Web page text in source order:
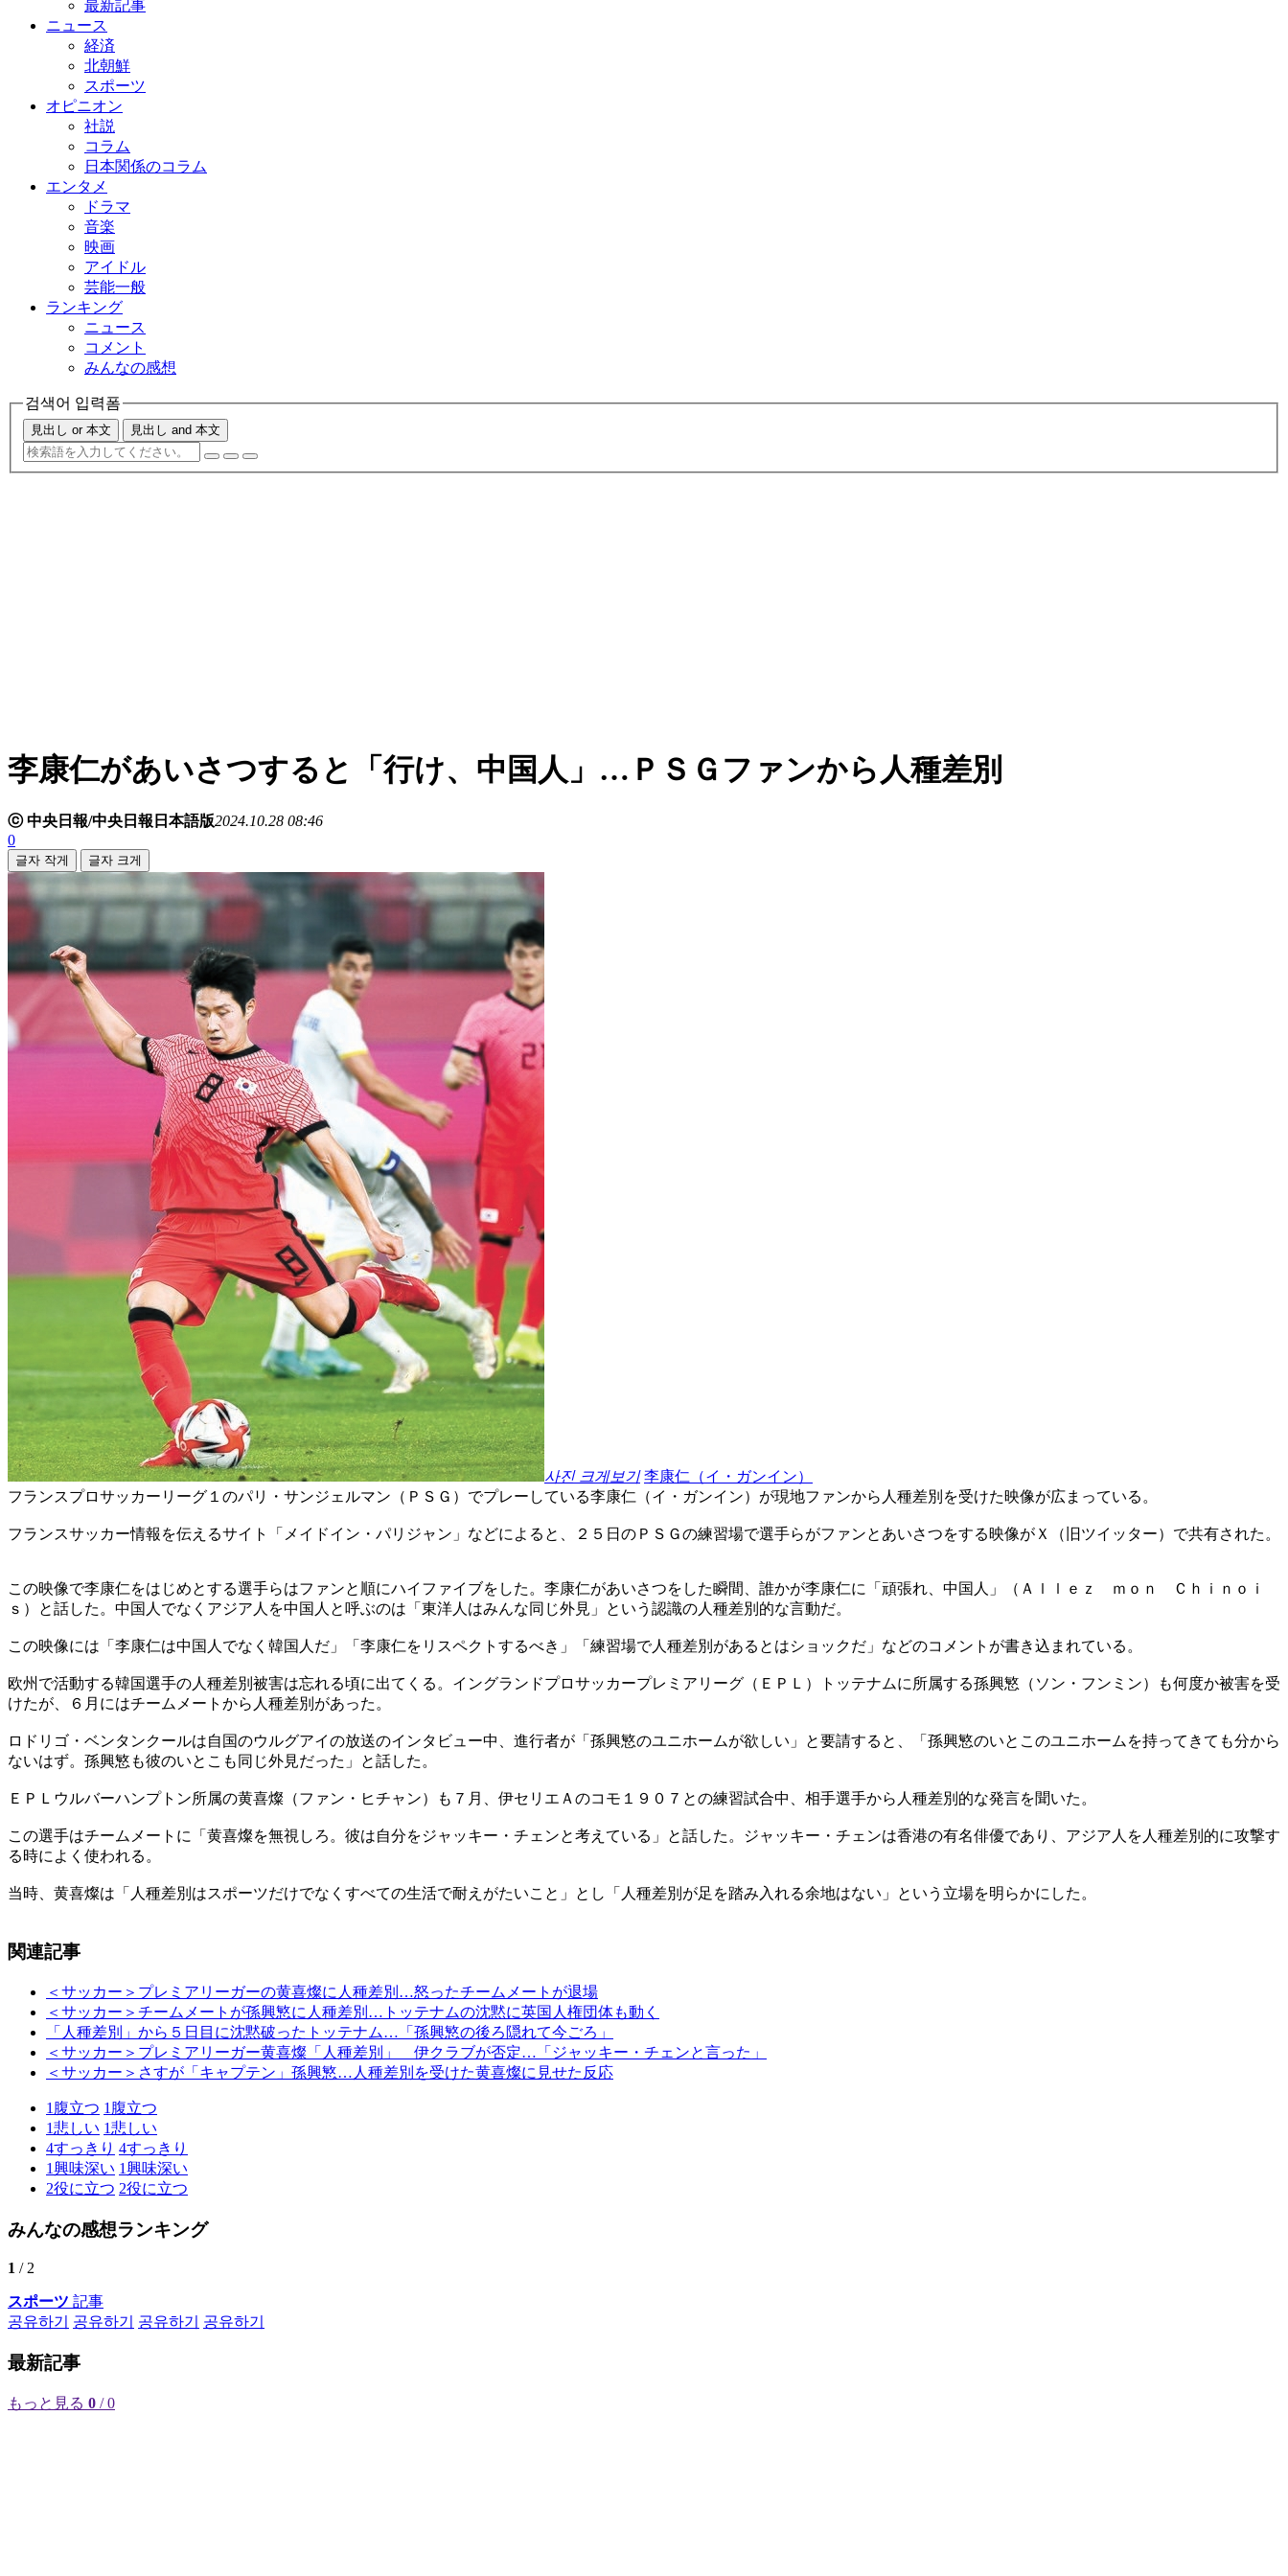
最新記事
ニュース
経済
北朝鮮
スポーツ
オピニオン
社説
コラム
日本関係のコラム
エンタメ
ドラマ
音楽
映画
アイドル
芸能一般
ランキング
ニュース
コメント
みんなの感想
검색어 입력폼
見出し or 本文 見出し and 本文
李康仁があいさつすると「行け、中国人」…ＰＳＧファンから人種差別
ⓒ 中央日報/中央日報日本語版2024.10.28 08:46
0
글자 작게 글자 크게
사진 크게보기 李康仁（イ・ガンイン）
フランスプロサッカーリーグ１のパリ・サンジェルマン（ＰＳＧ）でプレーしている李康仁（イ・ガンイン）が現地ファンから人種差別を受けた映像が広まっている。
フランスサッカー情報を伝えるサイト「メイドイン・パリジャン」などによると、２５日のＰＳＧの練習場で選手らがファンとあいさつをする映像がＸ（旧ツイッター）で共有された。
この映像で李康仁をはじめとする選手らはファンと順にハイファイブをした。李康仁があいさつをした瞬間、誰かが李康仁に「頑張れ、中国人」（Ａｌｌｅｚ ｍｏｎ Ｃｈｉｎｏｉ
ｓ）と話した。中国人でなくアジア人を中国人と呼ぶのは「東洋人はみんな同じ外見」という認識の人種差別的な言動だ。
この映像には「李康仁は中国人でなく韓国人だ」「李康仁をリスペクトするべき」「練習場で人種差別があるとはショックだ」などのコメントが書き込まれている。
欧州で活動する韓国選手の人種差別被害は忘れる頃に出てくる。イングランドプロサッカープレミアリーグ（ＥＰＬ）トッテナムに所属する孫興慜（ソン・フンミン）も何度か被害を受
けたが、６月にはチームメートから人種差別があった。
ロドリゴ・ベンタンクールは自国のウルグアイの放送のインタビュー中、進行者が「孫興慜のユニホームが欲しい」と要請すると、「孫興慜のいとこのユニホームを持ってきても分から
ないはず。孫興慜も彼のいとこも同じ外見だった」と話した。
ＥＰＬウルバーハンプトン所属の黄喜燦（ファン・ヒチャン）も７月、伊セリエＡのコモ１９０７との練習試合中、相手選手から人種差別的な発言を聞いた。
この選手はチームメートに「黄喜燦を無視しろ。彼は自分をジャッキー・チェンと考えている」と話した。ジャッキー・チェンは香港の有名俳優であり、アジア人を人種差別的に攻撃す
る時によく使われる。
当時、黄喜燦は「人種差別はスポーツだけでなくすべての生活で耐えがたいこと」とし「人種差別が足を踏み入れる余地はない」という立場を明らかにした。
関連記事
＜サッカー＞プレミアリーガーの黄喜燦に人種差別…怒ったチームメートが退場
＜サッカー＞チームメートが孫興慜に人種差別…トッテナムの沈黙に英国人権団体も動く
「人種差別」から５日目に沈黙破ったトッテナム…「孫興慜の後ろ隠れて今ごろ」
＜サッカー＞プレミアリーガー黄喜燦「人種差別」 伊クラブが否定…「ジャッキー・チェンと言った」
＜サッカー＞さすが「キャプテン」孫興慜…人種差別を受けた黄喜燦に見せた反応
1 腹立つ 1 腹立つ
1悲しい 1悲しい
4すっきり 4すっきり
1興味深い 1興味深い
2役に立つ 2役に立つ
みんなの感想ランキング
1 / 2
スポーツ 記事
공유하기
공유하기 공유하기 공유하기
最新記事
もっと見る 0 / 0